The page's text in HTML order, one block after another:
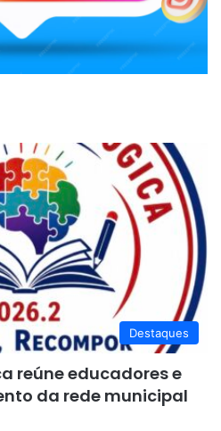
Destaques
reúne educadores e
da rede municipal